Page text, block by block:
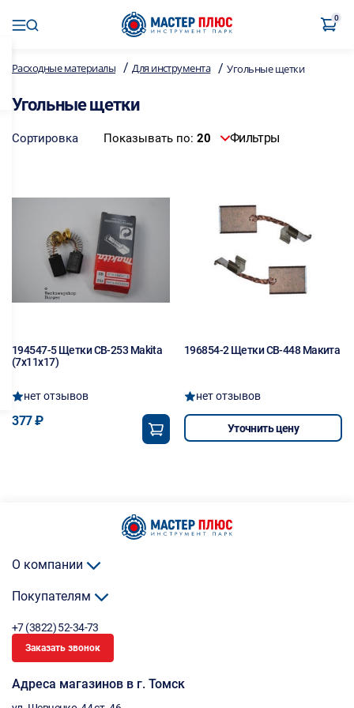
0
Расходные материалы /Для инструмента /Угольные щетки
Угольные щетки
Сортировка Показывать по: 20 Фильтры
194547-5 Щетки СВ-253 Makita
(7х11х17)
нет отзывов
377 ₽
196854-2 Щетки СВ-448 Макита
нет отзывов
Уточнить цену
О компании
Покупателям
+7 (3822) 52-34-73
Заказать звонок
Адреса магазинов в г. Томск